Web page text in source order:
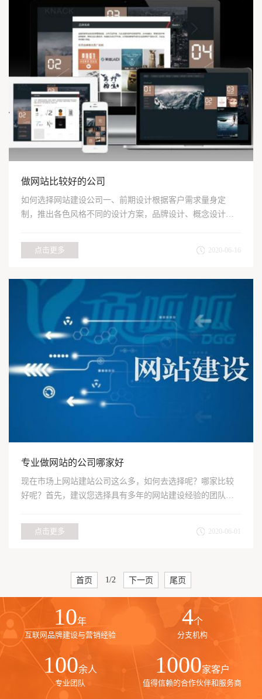
做网站比较好的公司
如何选择网站建设公司一、前期设计根据客户需求量身定
制，推出各色风格不同的设计方案，品牌设计、概念设计、
点击更多 2020-06-16
专业做网站的公司哪家好
现在市场上网站建站公司这么多，如何去选择呢？哪家比较
好呢？首先，建议您选择具有多年的网站建设经验的团队来
点击更多 2020-06-01
首页 1/2 下一页 尾页
10年
互联网品牌建设与营销经验
4个
分支机构
100余人
专业团队
1000家客户
值得信赖的合作伙伴和服务商